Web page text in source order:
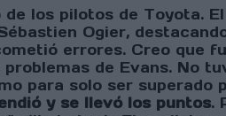
los pilotos de Toyota.
Ogier,
errores. Creo que
de Evans. No
para solo ser superado
y se llevó los puntos.